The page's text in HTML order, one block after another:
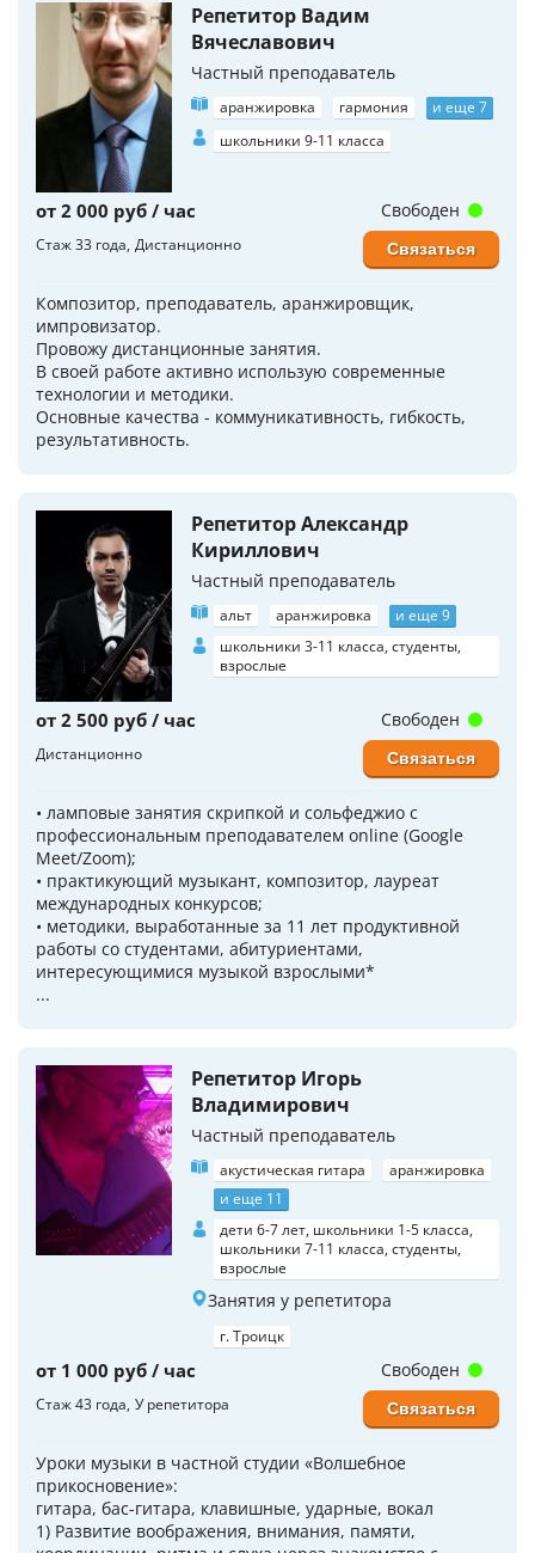
Репетитор Вадим
Вячеславович
Частный преподаватель
аранжировка гармония
и еще 7
школьники 9-11 класса
от 2 000 руб / час
Стаж 33 года Дистанционно
Композитор, преподаватель, аранжировщик,
импровизатор.
Провожу дистанционные занятия.
В своей работе активно использую современные
технологии и методики.
Основные качества - коммуникативность, гибкость,
результативность.
Свободен
Связаться
Репетитор Александр
Кириллович
Частный преподаватель
альт аранжировка
и еще 9
школьники 3-11 класса, студенты,
взрослые
от 2 500 руб / час
Дистанционно
• ламповые занятия скрипкой и сольфеджио с
профессиональным преподавателем online (Google
Meet/Zoom);
• практикующий музыкант, композитор, лауреат
международных конкурсов;
• методики, выработанные за 11 лет продуктивной
работы со студентами, абитуриентами,
интересующимися музыкой взрослыми*
...
Свободен
Связаться
Репетитор Игорь
Владимирович
Частный преподаватель
акустическая гитара
аранжировка
и еще 11
дети 6-7 лет, школьники 1-5 класса,
школьники 7-11 класса, студенты,
взрослые
Занятия у репетитора
г. Троицк
от 1 000 руб / час
Стаж 43 года У репетитора
Уроки музыки в частной студии «Волшебное
прикосновение»:
гитара, бас-гитара, клавишные, ударные, вокал
1) Развитие воображения, внимания, памяти,
Свободен
Связаться